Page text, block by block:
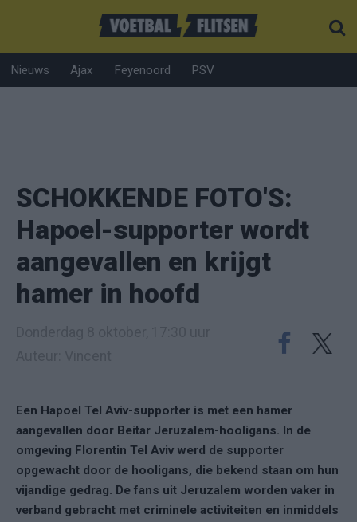
Nieuws Ajax Feyenoord PSV
SCHOKKENDE FOTO'S:
Hapoel-supporter wordt
aangevallen en krijgt
hamer in hoofd
Een Hapoel Tel Aviv-supporter is met een hamer
aangevallen door Beitar Jeruzalem-hooligans. In de
omgeving Florentin Tel Aviv werd de supporter
opgewacht door de hooligans, die bekend staan om hun
vijandige gedrag. De fans uit Jeruzalem worden vaker in
verband gebracht met criminele activiteiten en inmiddels